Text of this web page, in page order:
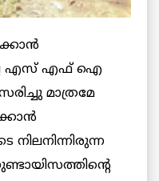
എസ് എഫ് ഐ
മാത്രമേ
നിലനിന്നിരുന്ന